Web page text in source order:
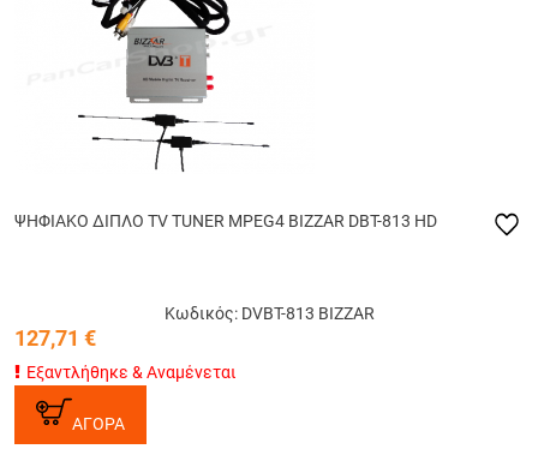
ΨΗΦΙΑΚΟ ΔΙΠΛΟ TV TUNER MPEG4 BIZZAR DBT-813 HD
Κωδικός: DVBT-813 BIZZAR
127,71 €
Εξαντλήθηκε & Αναμένεται
ΑΓΟΡΑ